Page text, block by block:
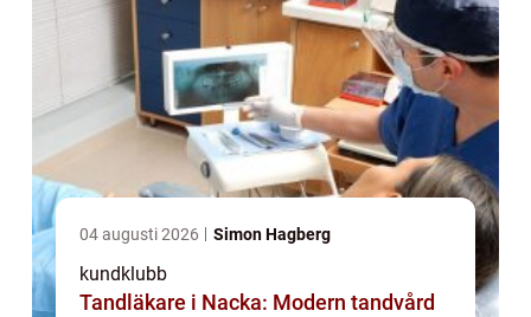
04 augusti 2026 Simon Hagberg
kundklubb
Tandläkare i Nacka: Modern tandvård